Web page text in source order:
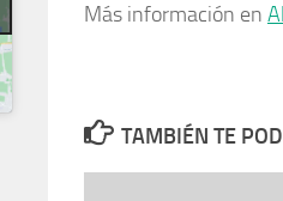
Más información en
TAMBIÉN TE